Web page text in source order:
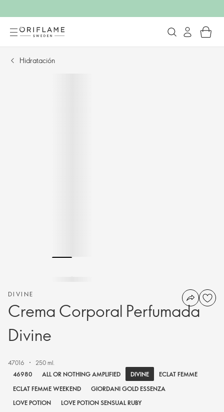
Hidratación
DIVINE
Crema Corporal Perfumada
Divine
47016
250 ml.
46980
ALL OR NOTHING AMPLIFIED DIVINE
ECLAT FEMME
ECLAT FEMME WEEKEND
GIORDANI GOLD ESSENZA
LOVE POTION
LOVE POTION SENSUAL RUBY